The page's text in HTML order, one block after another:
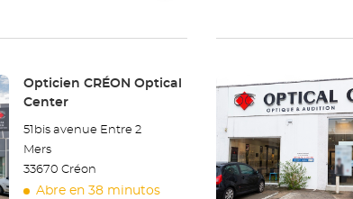
Opticien
SAINT-
ANDRÉ-
Tienda:
Opticien CRÉON Optical
Center
51bis avenue Entre 2
Mers
33670 Créon
Abre en 38 minutos
ENTER
para
obtener
más
información